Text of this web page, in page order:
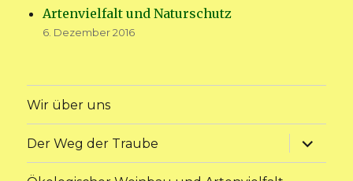
Artenvielfalt und Naturschutz
6. Dezember 2016
Wir über uns
Der Weg der Traube